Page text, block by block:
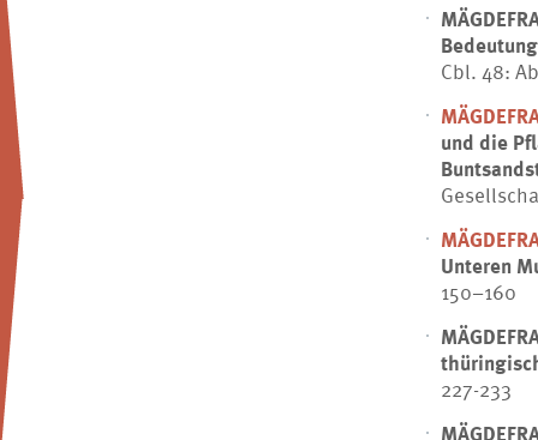
Cbl. 48:
und die
Unteren
150–160
227-233